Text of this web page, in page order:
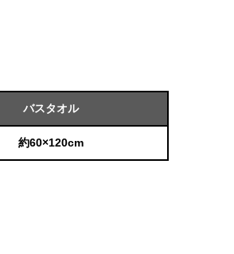
バスタオル
約60×120cm